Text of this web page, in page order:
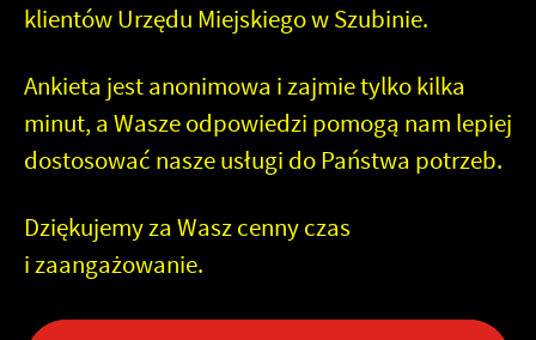
klientów Urzędu Miejskiego w Szubinie.
Ankieta jest anonimowa i zajmie tylko kilka
minut, a Wasze odpowiedzi pomogą nam lepiej
dostosować nasze usługi do Państwa potrzeb.
Dziękujemy za Wasz cenny czas
i zaangażowanie.